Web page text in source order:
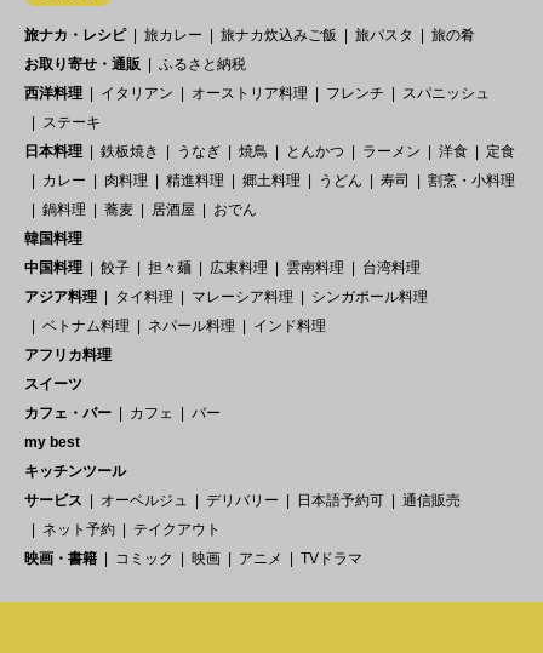
旅ナカ・レシピ 旅カレー 旅ナカ炊込みご飯 旅パスタ
旅の肴
お取り寄せ・通販
ふるさと納税
西洋料理
イタリアン オーストリア料理 フレンチ
スパニッシュ
ステーキ
日本料理
鉄板焼き うなぎ 焼鳥 とんかつ ラーメン 洋食
定食
カレー
肉料理 精進料理 郷土料理 うどん 寿司
割烹・小料理
鍋料理
蕎麦 居酒屋
おでん
韓国料理
中国料理
餃子 担々麺 広東料理 雲南料理
台湾料理
アジア料理
タイ料理 マレーシア料理
シンガポール料理
ベトナム料理
ネパール料理
インド料理
アフリカ料理
スイーツ
カフェ・バー
カフェ
バー
my best
キッチンツール
サービス
オーベルジュ デリバリー 日本語予約可
通信販売
ネット予約
テイクアウト
映画・書籍
コミック 映画 アニメ TVドラマ